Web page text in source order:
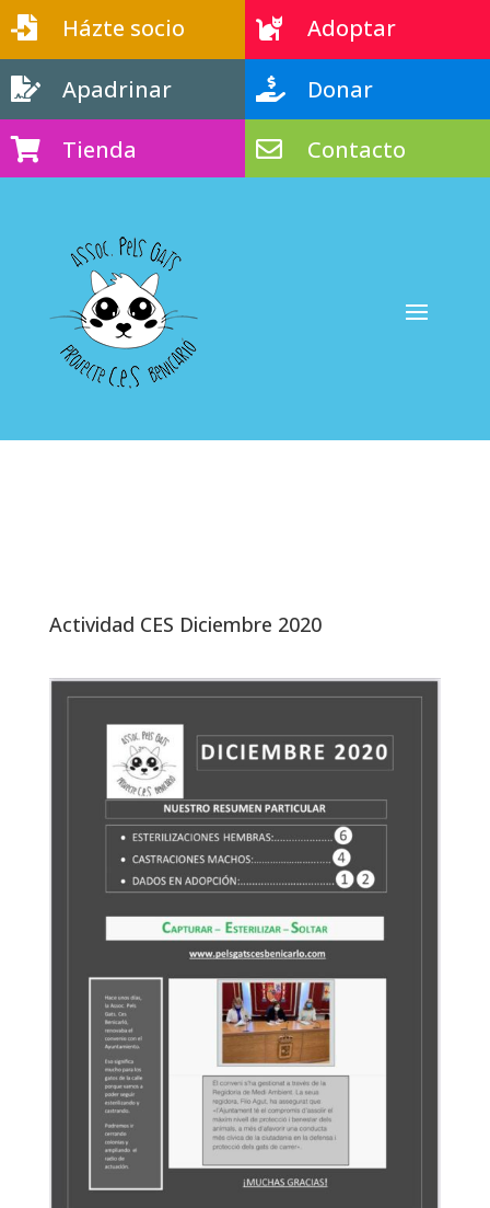
 Házte socio  Adoptar
 Apadrinar  Donar
 Tienda  Contacto
Actividad CES Diciembre 2020